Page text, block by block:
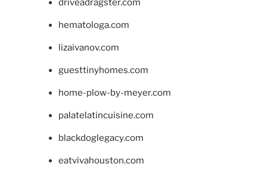
driveadragster.com
hematologa.com
lizaivanov.com
guesttinyhomes.com
home-plow-by-meyer.com
palatelatincuisine.com
blackdoglegacy.com
eatvivahouston.com